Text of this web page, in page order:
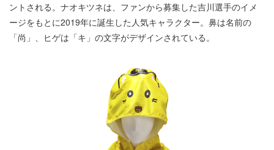
ントされる。ナオキツネは、ファンから募集した吉川選手のイメ
ージをもとに2019年に誕生した人気キャラクター。鼻は名前の
「尚」、ヒゲは「キ」の文字がデザインされている。